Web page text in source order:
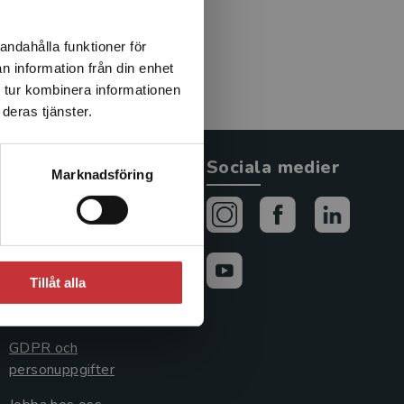
funktioner för
information från din enhet
kombinera informationen
tjänster.
Marknadsföring
Tillåt alla
Allmänna länkar
Avtal och rättigheter
Cookies
GDPR och
personuppgifter
Sociala medier